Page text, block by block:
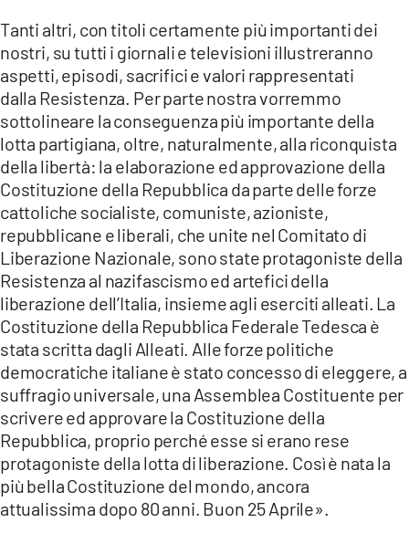
Tanti altri, con titoli certamente più importanti dei
nostri, su tutti i giornali e televisioni illustreranno
aspetti, episodi, sacrifici e valori rappresentati
dalla Resistenza. Per parte nostra vorremmo
sottolineare la conseguenza più importante della
lotta partigiana, oltre, naturalmente, alla riconquista
della libertà: la elaborazione ed approvazione della
Costituzione della Repubblica da parte delle forze
cattoliche socialiste, comuniste, azioniste,
repubblicane e liberali, che unite nel Comitato di
Liberazione Nazionale, sono state protagoniste della
Resistenza al nazifascismo ed artefici della
liberazione dell’Italia, insieme agli eserciti alleati. La
Costituzione della Repubblica Federale Tedesca è
stata scritta dagli Alleati. Alle forze politiche
democratiche italiane è stato concesso di eleggere, a
suffragio universale, una Assemblea Costituente per
scrivere ed approvare la Costituzione della
Repubblica, proprio perché esse si erano rese
protagoniste della lotta di liberazione. Così è nata la
più bella Costituzione del mondo, ancora
attualissima dopo 80 anni. Buon 25 Aprile».